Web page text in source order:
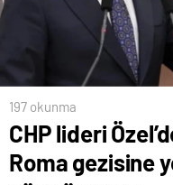
197 okunma
CHP lideri
Roma gezisine